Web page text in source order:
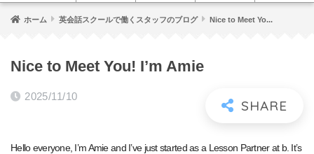
ホーム 英会話スクールで働くスタッフのブログ Nice to Meet Yo...
Nice to Meet You! I’m Amie
2025/11/10
Hello everyone, I’m Amie and I’ve just started as a Lesson Partner at b. It’s